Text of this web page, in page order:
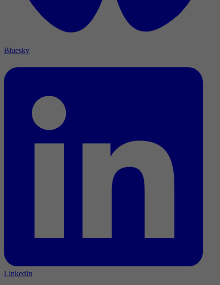
Bluesky
LinkedIn